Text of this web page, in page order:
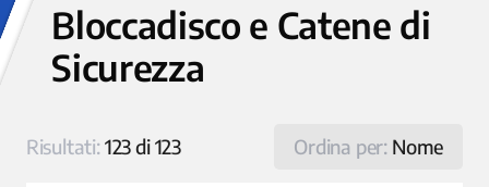
Bloccadisco e Catene di
Sicurezza
Ordina per: Nome
Risultati:123 di 123